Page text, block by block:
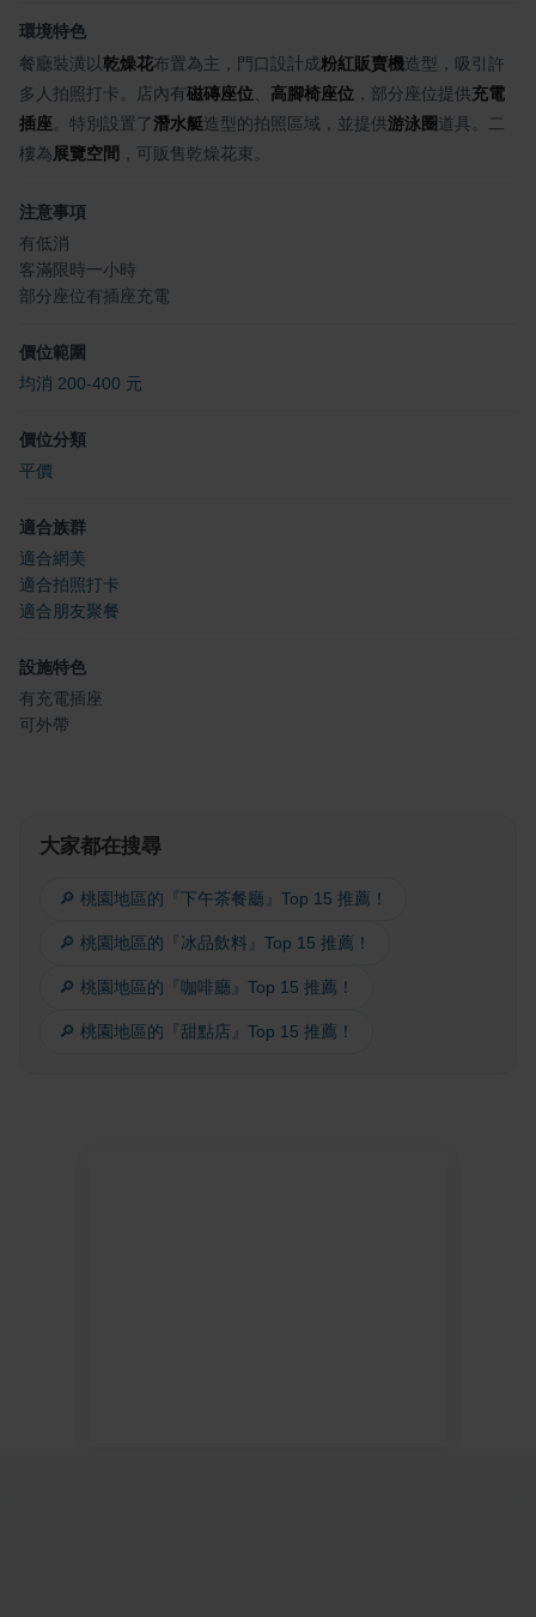
環境特色
餐廳裝潢以乾燥花布置為主，門口設計成粉紅販賣機造型，吸引許
多人拍照打卡。店內有磁磚座位 高腳椅座位 ，部分座位提供充電
插座 。特別設置了潛水艇造型的拍照區域，並提供游泳圈道具。二
樓為 展覽空間 ，可販售乾燥花束。
注意事項
有低消
客滿限時一小時
部分座位有插座充電
價位範圍
均消 200-400 元
價位分類
平價
適合族群
適合網美
適合拍照打卡
適合朋友聚餐
設施特色
有充電插座
可外帶
大家都在搜尋
🔎 桃園地區的『下午茶餐廳』Top 15 推薦！
🔎 桃園地區的『冰品飲料』Top 15 推薦！
🔎 桃園地區的『咖啡廳』Top 15 推薦！
🔎 桃園地區的『甜點店』Top 15 推薦！